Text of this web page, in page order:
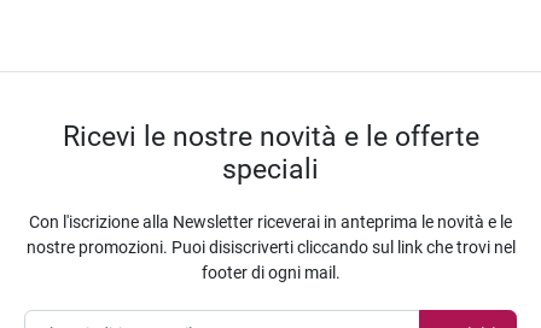
Ricevi le nostre novità e le offerte
speciali
Con l'iscrizione alla Newsletter riceverai in anteprima le novità e le
nostre promozioni. Puoi disiscriverti cliccando sul link che trovi nel
footer di ogni mail.